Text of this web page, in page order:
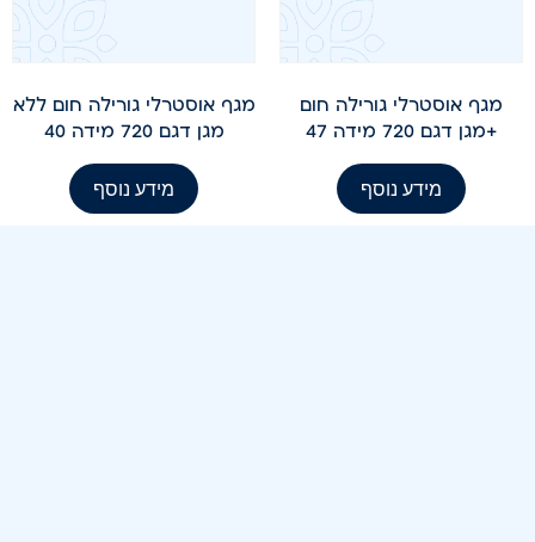
מגף אוסטרלי גורילה חום
+מגן דגם 720 מידה 47
מידע נוסף
מגף אוסטרלי גורילה חום ללא
מגן דגם 720 מידה 40
מידע נוסף